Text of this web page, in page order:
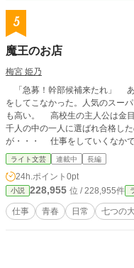
5
魔王のお店
梅宮 姫乃
「急募！幹部候補来たれ」 あ
をしてこなかった。人気のスー
も高い。 高校生の主人公は金
千人の中の一人に選ばれ合格し
が・・・ 仕事をしていくなか
ャグコメディー
ライト文芸 連載中 長編
24h.ポイント 0pt
小説 228,955 位 / 228,955件
仕事 青春 日常 七つの